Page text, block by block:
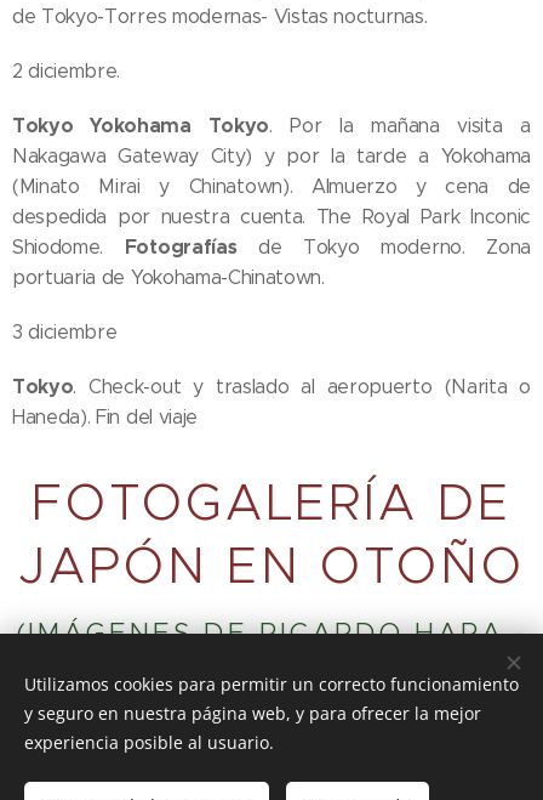
de Tokyo-Torres modernas- Vistas nocturnas.
2 diciembre.
Tokyo Yokohama Tokyo. Por la mañana visita a
Nakagawa Gateway City) y por la tarde a Yokohama
(Minato Mirai y Chinatown). Almuerzo y cena de
despedida por nuestra cuenta. The Royal Park Inconic
Shiodome. Fotografíasde Tokyo moderno. Zona
portuaria de Yokohama-Chinatown.
3 diciembre
Tokyo. Check-out y traslado al aeropuerto (Narita o
Haneda). Fin del viaje
FOTOGALERÍA DE
JAPÓN EN OTOÑO
(IMÁGENES DE RICARDO HARA -
NUESTRO GUÍA CULTURAL)
Utilizamos cookies para permitir un correcto funcionamiento
y seguro en nuestra página web, y para ofrecer la mejor
experiencia posible al usuario.